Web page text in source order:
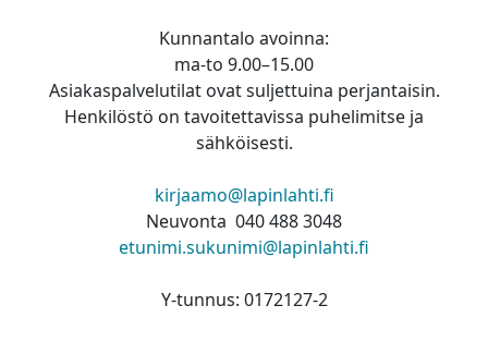
Kunnantalo avoinna:
ma-to 9.00–15.00
Asiakaspalvelutilat ovat suljettuina perjantaisin.
Henkilöstö on tavoitettavissa puhelimitse ja
sähköisesti.
kirjaamo@lapinlahti.fi
Neuvonta 040 488 3048
etunimi.sukunimi@lapinlahti.fi
Y-tunnus: 0172127-2